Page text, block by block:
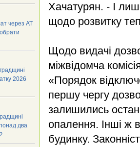
Хачатурян. - І
щодо розвитку
Щодо видачі
міжвідомча
«Порядок
першу чергу
залишились
опалення. Інші ж
будинку.
через АТ
2026
два